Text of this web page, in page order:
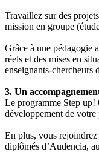
Travaillez sur des
mission en groupe
Grâce à une pédagogie
réels et des mises en
enseignants-chercheurs
3. Un
Le programme Step up!
développement de
En plus, vous
diplômés d’Audencia,